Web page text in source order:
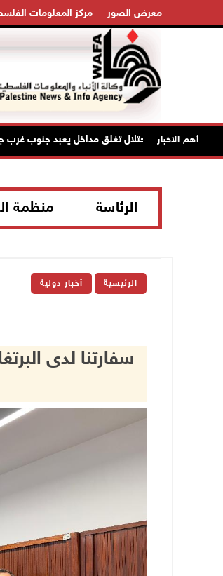
مركز المعلومات معرض الصور
أهم الاخبار
قوات الاحتلال تغلق مداخل يعبد جنوب غرب جنين
الرئاسة منظمة
الرئيسية أخبار دولية
سفارتنا لدى